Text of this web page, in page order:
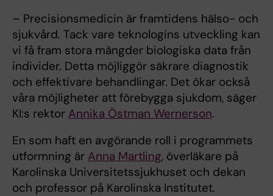
– Precisionsmedicin är framtidens hälso- och
sjukvård. Tack vare teknologins utveckling kan
vi få fram stora mängder biologiska data från
individer. Detta möjliggör säkrare diagnostik
och effektivare behandlingar. Det ökar också
våra möjligheter att förebygga sjukdom, säger
KI:s rektor Annika Östman Wernerson.
En som haft en avgörande roll i programmets
utformning är Anna Martling, överläkare på
Karolinska Universitetssjukhuset och dekan
och professor på Karolinska Institutet.